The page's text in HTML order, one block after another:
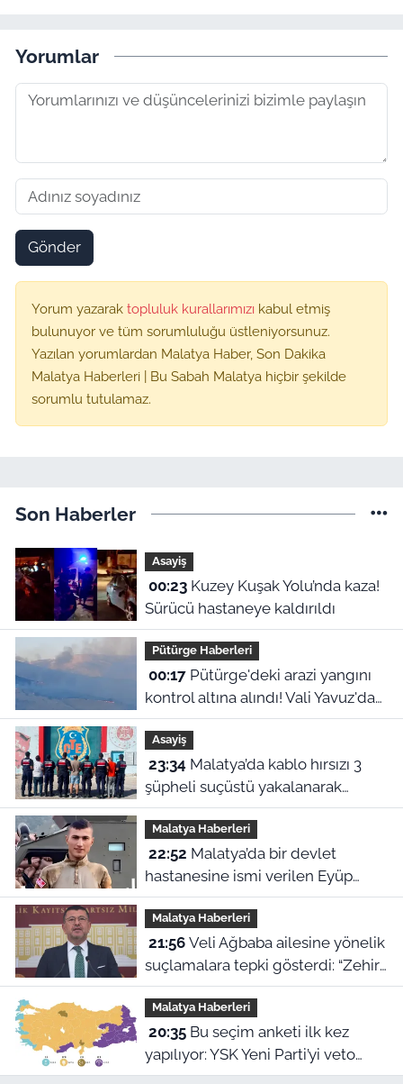
Yorumlar
Gönder
Yorum yazarak topluluk kurallarımızı kabul etmiş
bulunuyor ve tüm sorumluluğu üstleniyorsunuz.
Yazılan yorumlardan Malatya Haber, Son Dakika
Malatya Haberleri | Bu Sabah Malatya hiçbir şekilde
sorumlu tutulamaz.
Son Haberler
Asayiş
00:23Kuzey Kuşak Yolu’nda kaza!
Sürücü hastaneye kaldırıldı
Pütürge Haberleri
00:17Pütürge'deki arazi yangını
kontrol altına alındı! Vali Yavuz'dan
çağrı
Asayiş
23:34
şüpheli suçüstü yakalanarak
tutuklandı
Malatya Haberleri
22:52
hastanesine ismi verilen Eyüp
Hacıoğlu kimdir? İşte duygu dolu
hikayesi
Malatya Haberleri
21:56Veli Ağbaba ailesine yönelik
suçlamalara tepki gösterdi: “Zehir
olsun”
Malatya Haberleri
20:35Bu seçim anketi ilk kez
yapılıyor: YSK Yeni Parti’yi veto
ederse Malatya’da sonuç ne olur?